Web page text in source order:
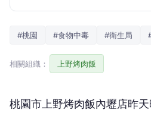
#桃園 #食物中毒 #衛生局
相關組織： 上野烤肉飯
桃園市上野烤肉飯內壢店昨